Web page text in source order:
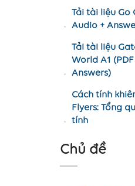
Tải tài liệu Go
Audio +
Tải tài liệu
World A1
Answers)
Cách tính
Flyers: Tổng
tính
Chủ đề